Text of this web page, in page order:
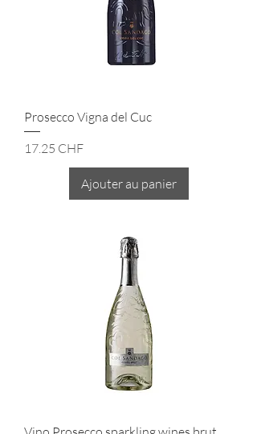
Prosecco Vigna del Cuc
Prix
17.25 CHF
Ajouter au panier